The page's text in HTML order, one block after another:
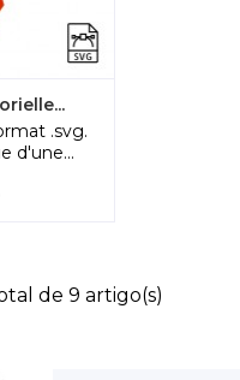
.svg.
d'une...
de 9 artigo(s)